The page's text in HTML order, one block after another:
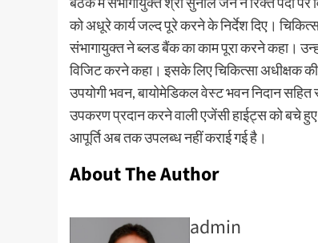
को अधूरे कार्य जल्द पूरे करने के निर्देश दिए।
संभागायुक्त ने ब्लड बैंक का काम पूरा करने कहा।
विजिट करने कहा। इसके लिए चिकित्सा अधीक्षक की
उपयोगी भवन, बायोमेडिकल वेस्ट भवन निदान
उपकरण प्रदान करने वाली एजेंसी हाईट्स को बचे
आपूर्ति अब तक उपलब्ध नहीं कराई गई है।
About The Author
admin